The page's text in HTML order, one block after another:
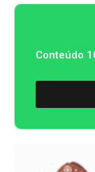
Conteúdo